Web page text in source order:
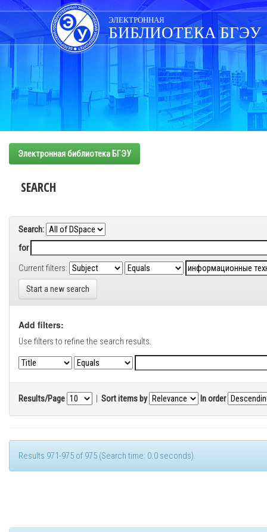
Skip
navigation
ЭЛЕКТРОННАЯ
БИБЛИОТЕКА БГЭУ
Электронная библиотека БГЭУ
SEARCH
Search:
for
Current filters:
Start a new search
Add filters:
Use filters to refine the search results.
Results/Page | Sort items by In order
Results 971-975 of 975 (Search time: 0.0 seconds).